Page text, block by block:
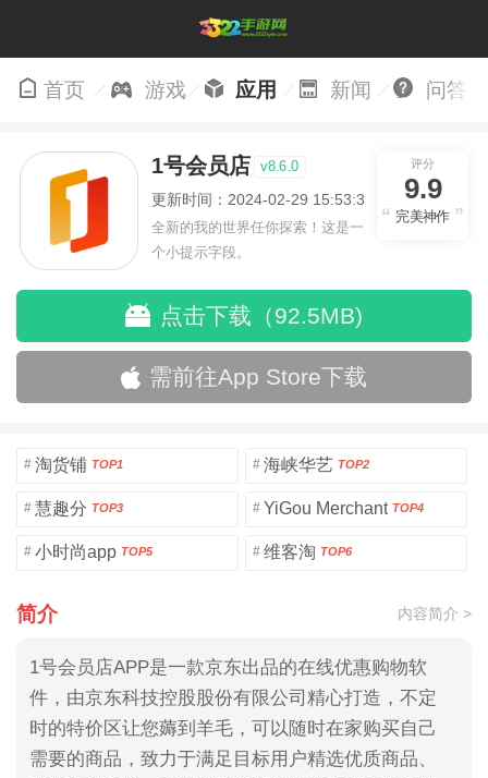
首页 游戏 应用 新闻 问答
1号会员店 v8.6.0
更新时间：2024-02-29 15:53:37
全新的我的世界任你探索！这是一
个小提示字段。
评分
9.9
完美神作
点击下载（92.5MB)
需前往App Store下载
# 淘货铺 TOP1 # 海峡华艺 TOP2
# 慧趣分 TOP3 # YiGou Merchant TOP4
# 小时尚app TOP5 # 维客淘 TOP6
简介 内容简介 >
1号会员店APP是一款京东出品的在线优惠购物软
件，由京东科技控股股份有限公司精心打造，不定
时的特价区让您薅到羊毛，可以随时在家购买自己
需要的商品，致力于满足目标用户精选优质商品、